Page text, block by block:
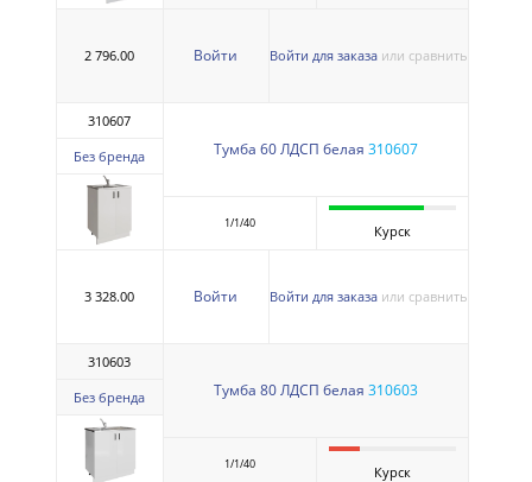
2 796.00 Войти Войти для заказа или сравнить
310607
Без бренда Тумба 60 ЛДСП белая 310607
1/1/40 Курск
3 328.00 Войти Войти для заказа или сравнить
310603
Без бренда Тумба 80 ЛДСП белая 310603
1/1/40 Курск